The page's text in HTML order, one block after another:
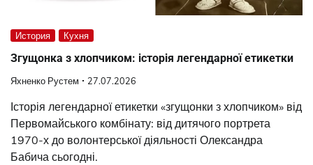
История Кухня
Згущонка з хлопчиком: історія легендарної етикетки
Яхненко Рустем 27.07.2026
Історія легендарної етикетки «згущонки з хлопчиком» від
Первомайського комбінату: від дитячого портрета
1970-х до волонтерської діяльності Олександра
Бабича сьогодні.